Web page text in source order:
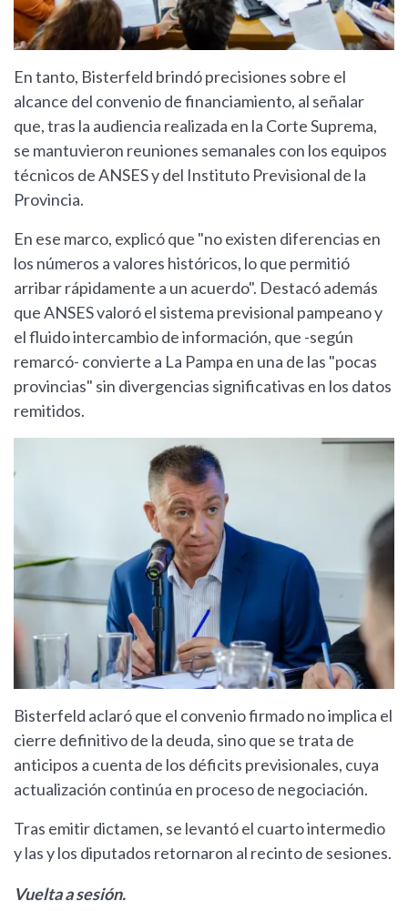
En tanto, Bisterfeld brindó precisiones sobre el
alcance del convenio de financiamiento, al señalar
que, tras la audiencia realizada en la Corte Suprema,
se mantuvieron reuniones semanales con los equipos
técnicos de ANSES y del Instituto Previsional de la
Provincia.
En ese marco, explicó que "no existen diferencias en
los números a valores históricos, lo que permitió
arribar rápidamente a un acuerdo". Destacó además
que ANSES valoró el sistema previsional pampeano y
el fluido intercambio de información, que -según
remarcó- convierte a La Pampa en una de las "pocas
provincias" sin divergencias significativas en los datos
remitidos.
Bisterfeld aclaró que el convenio firmado no implica el
cierre definitivo de la deuda, sino que se trata de
anticipos a cuenta de los déficits previsionales, cuya
actualización continúa en proceso de negociación.
Tras emitir dictamen, se levantó el cuarto intermedio
y las y los diputados retornaron al recinto de sesiones.
Vuelta a sesión.